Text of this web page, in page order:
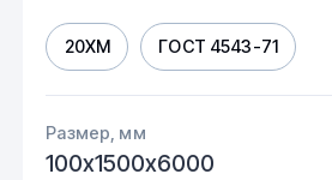
20ХМ ГОСТ 4543-71
Размер, мм
100х1500х6000